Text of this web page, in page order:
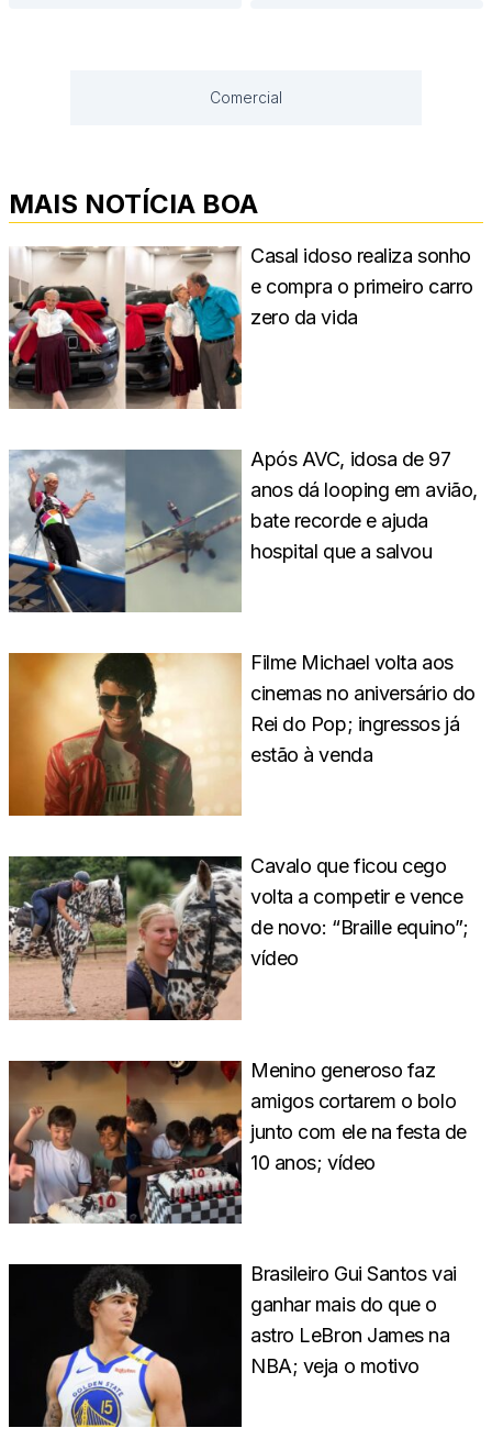
Comercial
MAIS NOTÍCIA BOA
Casal idoso realiza sonho
e compra o primeiro carro
zero da vida
Após AVC, idosa de 97
anos dá looping em avião,
bate recorde e ajuda
hospital que a salvou
Filme Michael volta aos
cinemas no aniversário do
Rei do Pop; ingressos já
estão à venda
Cavalo que ficou cego
volta a competir e vence
de novo: “Braille equino”;
vídeo
Menino generoso faz
amigos cortarem o bolo
junto com ele na festa de
10 anos; vídeo
Brasileiro Gui Santos vai
ganhar mais do que o
astro LeBron James na
NBA; veja o motivo